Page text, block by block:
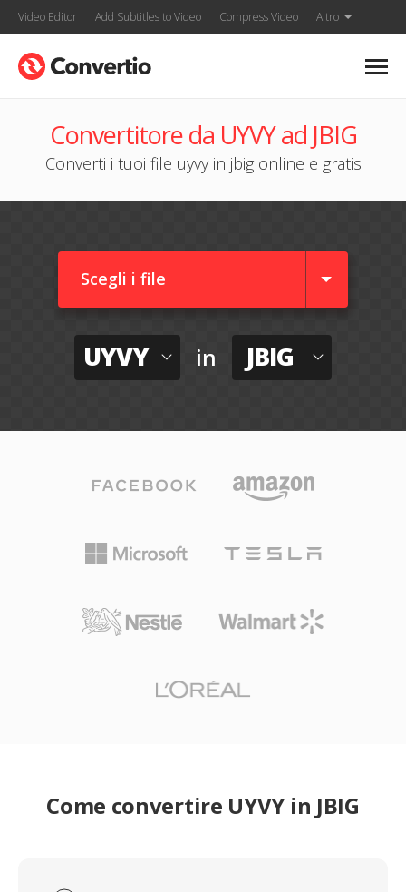
Video Editor Add Subtitles to Video Compress Video Altro
Convertitore da UYVY ad JBIG
Converti i tuoi file uyvy in jbig online e gratis
Scegli i file
UYVY in JBIG
Come convertire UYVY in JBIG